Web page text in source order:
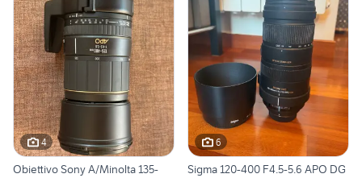
4
Obiettivo Sony A/Minolta 135-
6
Sigma 120-400 F4.5-5.6 APO DG